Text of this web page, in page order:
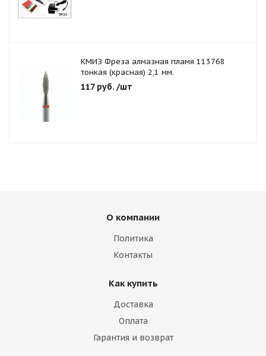
КМИЗ Фреза алмазная пламя 113768
тонкая (красная) 2,1 мм.
117руб. /шт
О компании
Политика
Контакты
Как купить
Доставка
Оплата
Гарантия и возврат